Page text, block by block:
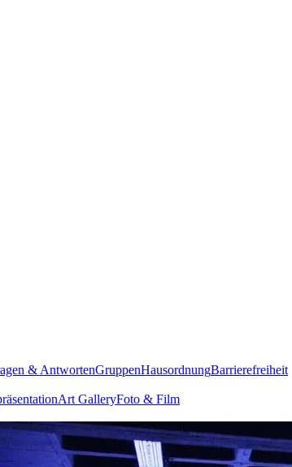
& AntwortenGruppenHausordnungBarrierefreiheit
Art GalleryFoto & Film